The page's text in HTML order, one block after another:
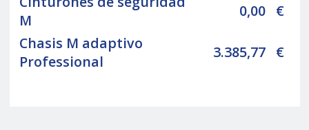
M
0,00 €
Chasis M adaptivo
Professional
3.385,77 €